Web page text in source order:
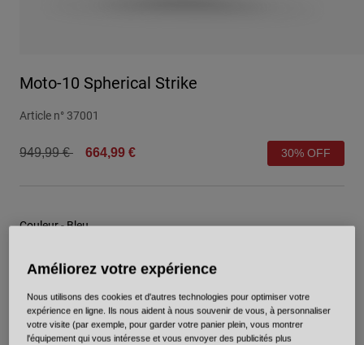
Moto-10 Spherical Strike
Article n° 37001
Price reduced from
949,99 €to 664,99 € 30% OFF
Couleur -Bleu
sélectionné
Taille Tableau des tailles
Améliorez votre expérience
Nous utilisons des cookies et d'autres technologies pour optimiser votre
expérience en ligne. Ils nous aident à nous souvenir de vous, à personnaliser
votre visite (par exemple, pour garder votre panier plein, vous montrer
l'équipement qui vous intéresse et vous envoyer des publicités plus